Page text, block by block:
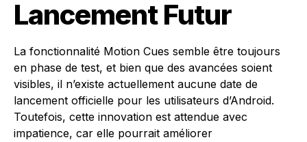
Lancement Futur
La fonctionnalité Motion Cues semble être toujours
en phase de test, et bien que des avancées soient
visibles, il n’existe actuellement aucune date de
lancement officielle pour les utilisateurs d’Android.
Toutefois, cette innovation est attendue avec
impatience, car elle pourrait améliorer